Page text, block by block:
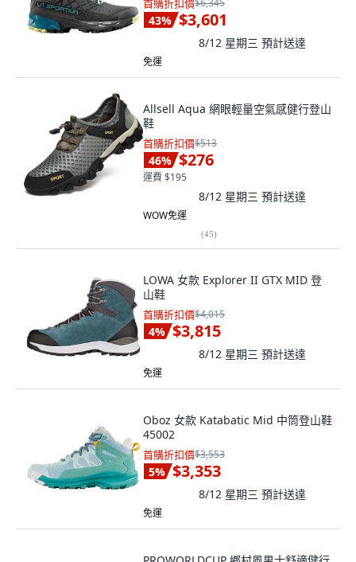
首購折扣價$6,345
43% $3,601
8/12 星期三 預計送達
免運
Allsell Aqua 網眼輕量空氣感健行登山
鞋
首購折扣價$513
46% $276
運費 $195
8/12 星期三 預計送達
WOW免運
(45)
LOWA 女款 Explorer II GTX MID 登
山鞋
首購折扣價$4,015
4% $3,815
8/12 星期三 預計送達
免運
Oboz 女款 Katabatic Mid 中筒登山鞋
45002
首購折扣價$3,553
5% $3,353
8/12 星期三 預計送達
免運